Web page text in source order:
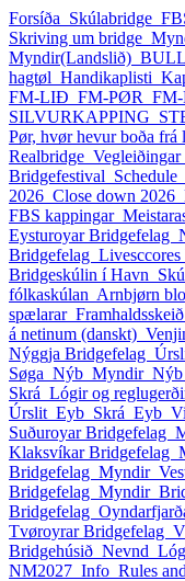
Forsíða Skúlabridge
Skriving um bridge
Myndir(Landslið)
hagtøl Handikaplisti
FM-LIÐ FM-PØR
SILVURKAPPING
Pør, hvør hevur boða frá
Realbridge Vegleiðingar
Bridgefestival Schedule
2026 Close down 2026
FBS kappingar
Eysturoyar Bridgefelag
Bridgefelag
Bridgeskúlin í Havn
fólkaskúlan Arnbjørn
spælarar
á netinum (danskt)
Nýggja Bridgefelag
Søga_Nýb Myndir_Nýb
Skrá Lógir og
Úrslit_Eyb Skrá_Eyb
Suðuroyar Bridgefelag
Klaksvíkar Bridgefelag
Bridgefelag Myndir
Bridgefelag Myndir
Bridgefelag
Tvøroyrar Bridgefelag
Bridgehúsið Nevnd
NM2027 Info Rules